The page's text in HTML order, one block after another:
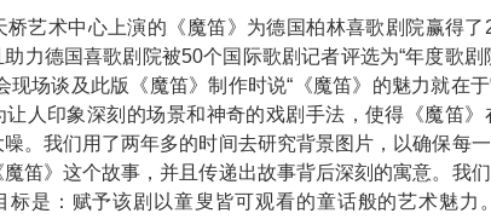
艺术中心上演的《魔笛》为德国柏林喜歌剧院赢得了
力德国喜歌剧院被50个国际歌剧记者评选为“年度歌剧
现场谈及此版《魔笛》制作时说“《魔笛》的魅力就在
让人印象深刻的场景和神奇的戏剧手法，使得《魔笛》
。我们用了两年多的时间去研究背景图片，以确保每
笛》这个故事，并且传递出故事背后深刻的寓意。我
标是：赋予该剧以童叟皆可观看的童话般的艺术魅力